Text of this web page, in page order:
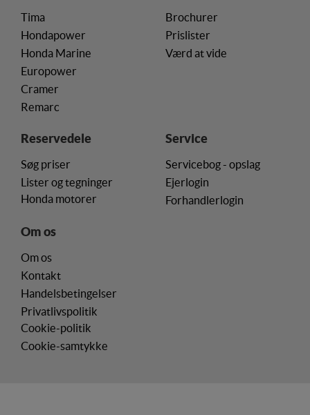
Tima
Hondapower
Honda Marine
Europower
Cramer
Remarc
Brochurer
Prislister
Værd at vide
Reservedele
Søg priser
Lister og tegninger
Honda motorer
Service
Servicebog - opslag
Ejerlogin
Forhandlerlogin
Om os
Om os
Kontakt
Handelsbetingelser
Privatlivspolitik
Cookie-politik
Cookie-samtykke